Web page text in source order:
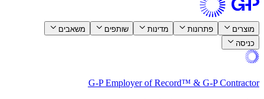
מוצרים​​ פתרונות​​ מדינות​​ שותפים​​
משאבים​​
כניסה​​
G-P Employer of Record™ & G-P Contractor​​